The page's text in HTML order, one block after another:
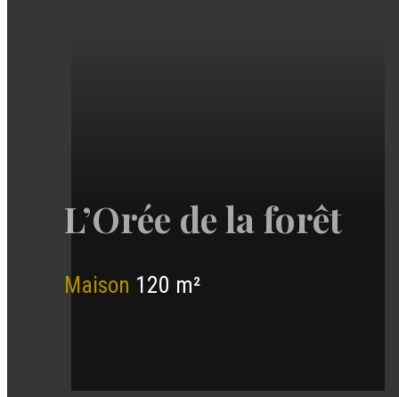
L’Orée de la forêt
Maison 120 m²